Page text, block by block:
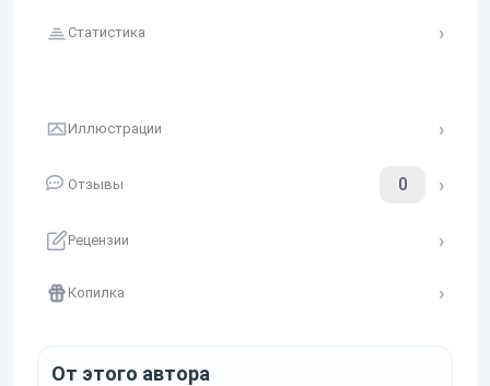
Статистика
Иллюстрации
Отзывы 0
Рецензии
Копилка
От этого автора